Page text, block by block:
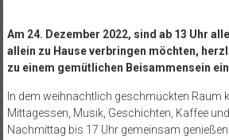
Am 24. Dezember 2022, sind ab 13 Uhr
allein zu Hause verbringen möchten,
zu einem gemütlichen Beisammensein
In dem weihnachtlich geschmückten Raum
Mittagessen, Musik, Geschichten, Kaffee
Nachmittag bis 17 Uhr gemeinsam